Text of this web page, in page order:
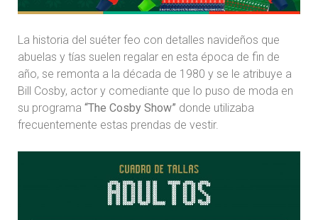
La historia del suéter feo con detalles navideños que
abuelas y tías suelen regalar en esta época de fin de
año, se remonta a la década de 1980 y se le atribuye a
Bill Cosby, actor y comediante que lo puso de moda en
su programa “The Cosby Show” donde utilizaba
frecuentemente estas prendas de vestir.